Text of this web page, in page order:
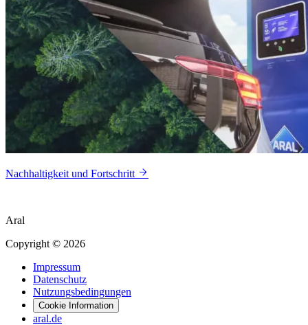
Nachhaltigkeit und Fortschritt
Aral
Copyright © 2026
Impressum
Datenschutz
Nutzungsbedingungen
Cookie Information
aral.de